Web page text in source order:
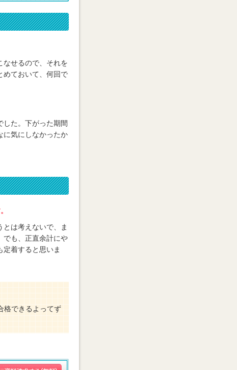
なせるので、それを
めておいて、何回で
した。下がった期間
に気にしなかったか
は考えないで、ま
でも、正直余計にや
着すると思いま
格できるよってず